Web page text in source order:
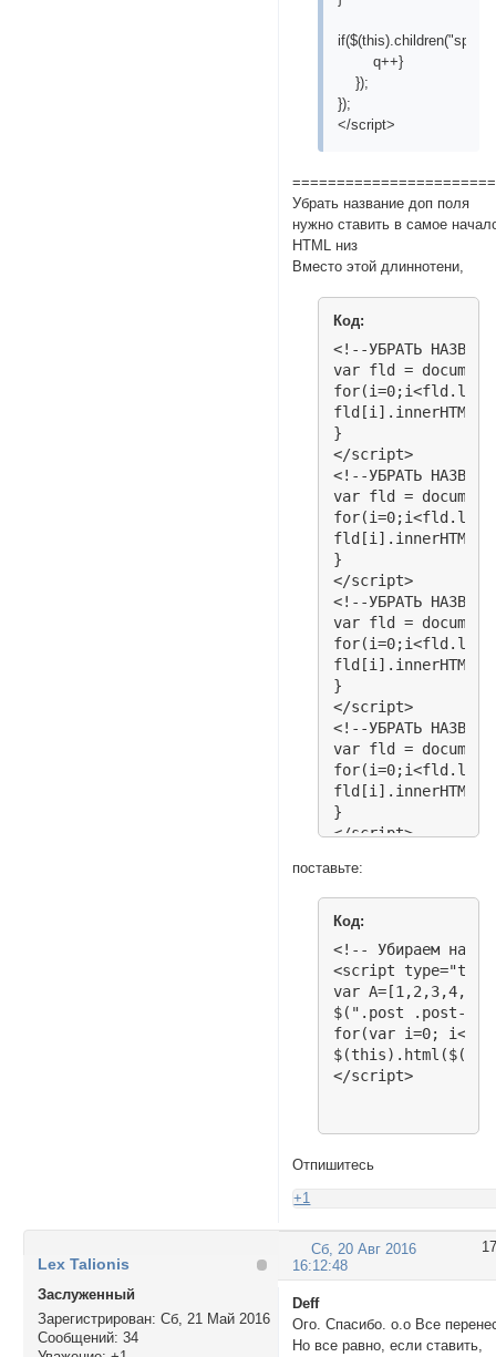
q++}
});
});
</script>
Убрать название доп поля
нужно ставить в самое
HTML низ
Вместо этой длиннотени,
Код:
<!--УБРАТЬ
var fld =
}
</script>
<!--УБРАТЬ
var fld =
}
</script>
<!--УБРАТЬ
var fld =
}
</script>
<!--УБРАТЬ
var fld =
}
</script>
var fld =
</script>
поставьте:
Код:
<!-- Убираем
<script
var A=[1,2,3,4,5]
$(".post .post-
for(var i=0;
</script>
Отпишитесь
+1
17
Сб, 20 Авг 2016
16:12:48
Lex Talionis
Заслуженный
Зарегистрирован: Сб, 21 Май 2016
Сообщений: 34
Deff
Ого. Спасибо. о.о Все
Но все равно, если ставить,